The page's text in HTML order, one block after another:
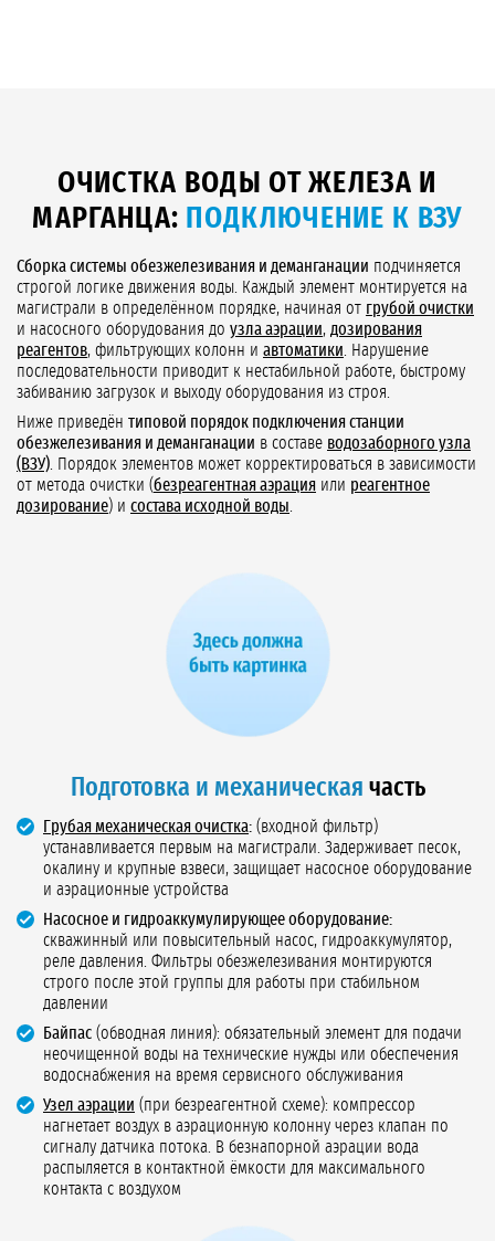
ОЧИСТКА ВОДЫ ОТ ЖЕЛЕЗА И
МАРГАНЦА: ПОДКЛЮЧЕНИЕ К ВЗУ
Сборка системы обезжелезивания и деманганации подчиняется
строгой логике движения воды. Каждый элемент монтируется на
магистрали в определённом порядке, начиная от грубой очистки
и насосного оборудования до узла аэрации, дозирования
реагентов, фильтрующих колонн и автоматики . Нарушение
последовательности приводит к нестабильной работе, быстрому
забиванию загрузок и выходу оборудования из строя.
Ниже приведён типовой порядок подключения станции
обезжелезивания и деманганации в составе водозаборного узла
(ВЗУ) . Порядок элементов может корректироваться в зависимости
от метода очистки (безреагентная аэрация или реагентное
дозирование) и состава исходной воды
Подготовка и механическая часть
Грубая механическая очистка: (входной фильтр)
устанавливается первым на магистрали. Задерживает песок,
окалину и крупные взвеси, защищает насосное оборудование
и аэрационные устройства
Насосное и гидроаккумулирующее оборудование:
скважинный или повысительный насос, гидроаккумулятор,
реле давления. Фильтры обезжелезивания монтируются
строго после этой группы для работы при стабильном
давлении
Байпас (обводная линия): обязательный элемент для подачи
неочищенной воды на технические нужды или обеспечения
водоснабжения на время сервисного обслуживания
Узел аэрации (при безреагентной схеме): компрессор
нагнетает воздух в аэрационную колонну через клапан по
сигналу датчика потока. В безнапорной аэрации вода
распыляется в контактной ёмкости для максимального
контакта с воздухом